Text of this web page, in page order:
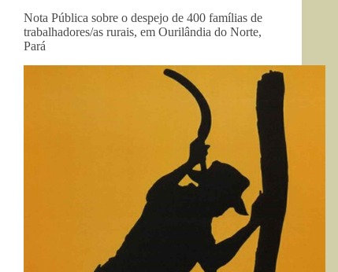
Nota Pública sobre o despejo de 400 famílias de
trabalhadores/as rurais, em Ourilândia do Norte,
Pará